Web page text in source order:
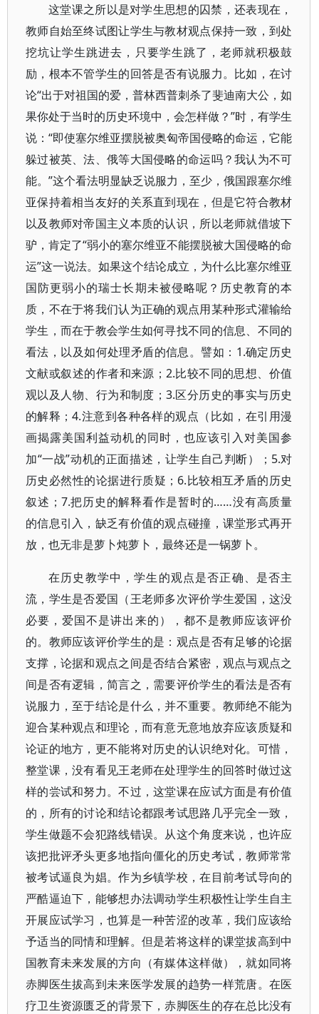
这堂课之所以是对学生思想的囚禁，还表现在，
教师自始至终试图让学生与教材观点保持一致，到处
挖坑让学生跳进去，只要学生跳了，老师就积极鼓
励，根本不管学生的回答是否有说服力。比如，在讨
论“出于对祖国的爱，普林西普刺杀了斐迪南大公，如
果你处于当时的历史环境中，会怎样做？”时，有学生
说：“即使塞尔维亚摆脱被奥匈帝国侵略的命运，它能
躲过被英、法、俄等大国侵略的命运吗？我认为不可
能。”这个看法明显缺乏说服力，至少，俄国跟塞尔维
亚保持着相当友好的关系直到现在，但是它符合教材
以及教师对帝国主义本质的认识，所以老师就借坡下
驴，肯定了“弱小的塞尔维亚不能摆脱被大国侵略的命
运”这一说法。如果这个结论成立，为什么比塞尔维亚
国防更弱小的瑞士长期未被侵略呢？历史教育的本
质，不在于将我们认为正确的观点用某种形式灌输给
学生，而在于教会学生如何寻找不同的信息、不同的
看法，以及如何处理矛盾的信息。譬如：1.确定历史
文献或叙述的作者和来源；2.比较不同的思想、价值
观以及人物、行为和制度；3.区分历史的事实与历史
的解释；4.注意到各种各样的观点（比如，在引用漫
画揭露美国利益动机的同时，也应该引入对美国参
加“一战”动机的正面描述，让学生自己判断）；5.对
历史必然性的论据进行质疑；6.比较相互矛盾的历史
叙述；7.把历史的解释看作是暂时的……没有高质量
的信息引入，缺乏有价值的观点碰撞，课堂形式再开
放，也无非是萝卜炖萝卜，最终还是一锅萝卜。
在历史教学中，学生的观点是否正确、是否主
流，学生是否爱国（王老师多次评价学生爱国，这没
必要，爱国不是讲出来的），都不是教师应该评价
的。教师应该评价学生的是：观点是否有足够的论据
支撑，论据和观点之间是否结合紧密，观点与观点之
间是否有逻辑，简言之，需要评价学生的看法是否有
说服力，至于结论是什么，并不重要。教师绝不能为
迎合某种观点和理论，而有意无意地放弃应该质疑和
论证的地方，更不能将对历史的认识绝对化。可惜，
整堂课，没有看见王老师在处理学生的回答时做过这
样的尝试和努力。不过，这堂课在应试方面是有价值
的，所有的讨论和结论都跟考试思路几乎完全一致，
学生做题不会犯路线错误。从这个角度来说，也许应
该把批评矛头更多地指向僵化的历史考试，教师常常
被考试逼良为娼。作为乡镇学校，在目前考试导向的
严酷逼迫下，能够想办法调动学生积极性让学生自主
开展应试学习，也算是一种苦涩的改革，我们应该给
予适当的同情和理解。但是若将这样的课堂拔高到中
国教育未来发展的方向（有媒体这样做），就如同将
赤脚医生拔高到未来医学发展的趋势一样荒唐。在医
疗卫生资源匮乏的背景下，赤脚医生的存在总比没有